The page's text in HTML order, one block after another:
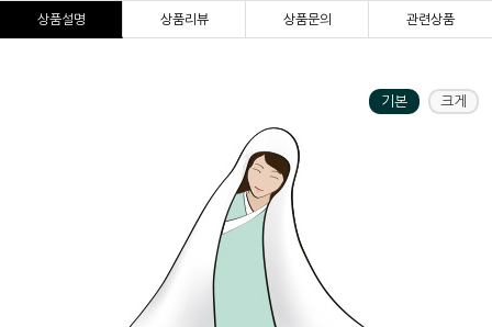
상품설명 상품리뷰 상품문의 관련상품
기본 크게